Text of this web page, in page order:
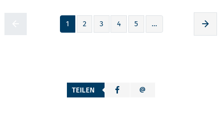
Zur voherigen Seite
1 2 3 4 5 …
TEILEN